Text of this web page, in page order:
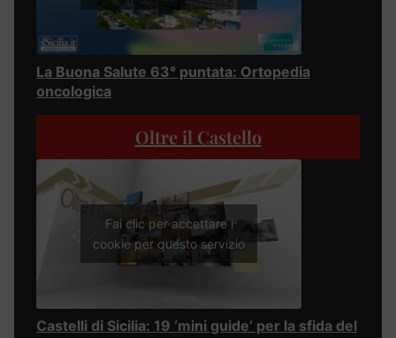
La Buona Salute 63° puntata: Ortopedia
oncologica
Oltre il Castello
Fai clic per accettare i
cookie per questo servizio
Castelli di Sicilia: 19 ‘mini guide’ per la sfida del